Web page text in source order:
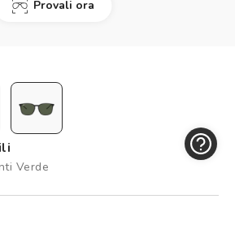
un test della vista gratuito
Provali ora
Verde